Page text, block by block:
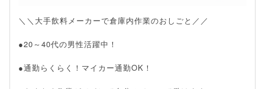
＼＼大手飲料メーカーで倉庫内作業のおしごと／／
●20～40代の男性活躍中！
●通勤らくらく！マイカー通勤OK！